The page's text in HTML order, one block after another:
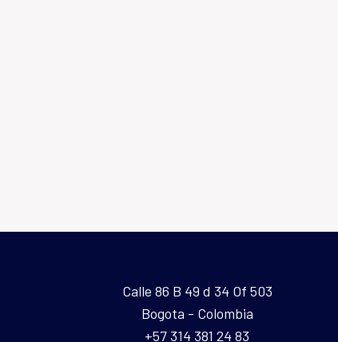
Calle 86 B 49 d 34 Of 503
Bogota - Colombia
+57 314 381 24 83